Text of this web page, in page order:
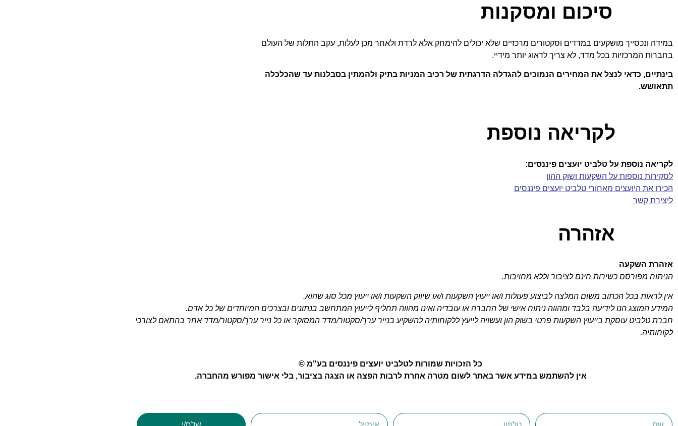
סיכום ומסקנות
במידה ונכסייך מושקעים במדדים וסקטורים מרכזיים שלא יכולים להימחק אלא לרדת ולאחר מכן לעלות, עקב התלות של העולם
בחברות המרכזיות בכל מדד, לא צריך לדאוג יותר מידיי.
בינתיים, כדאי לנצל את המחירים הנמוכים להגדלה הדרגתית של רכיב המניות בתיק ולהמתין בסבלנות עד שהכלכלה
תתאושש.
לקריאה נוספת
לקריאה נוספת על טלביט יועצים פיננסים:
לסקירות נוספות על השקעות ושוק ההון
הכירו את היועצים מאחורי טלביט יועצים פיננסים
ליצירת קשר
אזהרה
אזהרת השקעה
הניתוח מפורסם כשירות חינם לציבור וללא מחויבות.
אין לראות בכל הכתוב משום המלצה לביצוע פעולות ו/או ייעוץ השקעות ו/או שיווק השקעות ו/או ייעוץ מכל סוג שהוא.
המידע המוצג הנו לידיעה בלבד ומהווה ניתוח אישי של החברה או עובדיה ואינו מהווה תחליף לייעוץ המתחשב בנתונים ובצרכים המיוחדים של כל אדם.
חברת טלביט עוסקת בייעוץ השקעות פרטי בשוק הון ועשויה לייעץ ללקוחותיה להשקיע בנייר ערך/סקטור/מדד המסוקר או כל נייר ערך/סקטור/מדד אחר בהתאם לצורכי
לקוחותיה.
כל הזכויות שמורות לטלביט יועצים פיננסים בע"מ ©
אין להשתמש במידע אשר באתר לשום מטרה אחרת לרבות הפצה או הצגה בציבור, בלי אישור מפורש מהחברה.